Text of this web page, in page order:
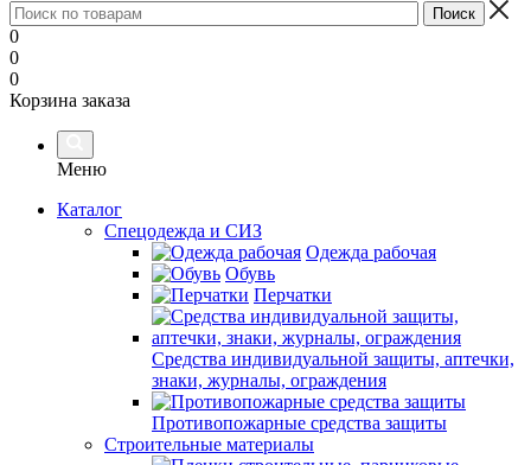
0
0
0
Корзина заказа
Меню
Каталог
Спецодежда и СИЗ
Одежда рабочая
Обувь
Перчатки
Средства индивидуальной защиты, аптечки,
знаки, журналы, ограждения
Противопожарные средства защиты
Строительные материалы